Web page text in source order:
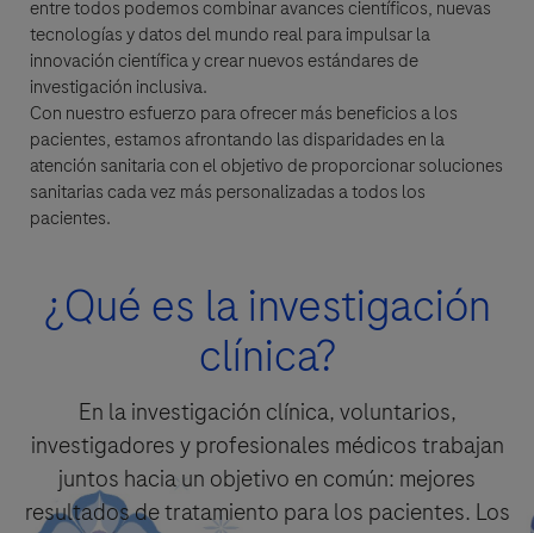
entre todos podemos combinar avances científicos, nuevas
tecnologías y datos del mundo real para impulsar la
innovación científica y crear nuevos estándares de
investigación inclusiva.
Con nuestro esfuerzo para ofrecer más beneficios a los
pacientes, estamos afrontando las disparidades en la
atención sanitaria con el objetivo de proporcionar soluciones
sanitarias cada vez más personalizadas a todos los
pacientes.
¿Qué es la investigación
clínica?
En la investigación clínica, voluntarios,
investigadores y profesionales médicos trabajan
juntos hacia un objetivo en común: mejores
resultados de tratamiento para los pacientes. Los
Detalles de la Pregunta
Pregunta
Seleccione su opción de contacto*
Aceptar y Enviar
member of the Roche Group
For Visitors from United States, our Privacy Statement can be reviewed
https://www.gene.com/privacy-policy
Aceptar y Enviar